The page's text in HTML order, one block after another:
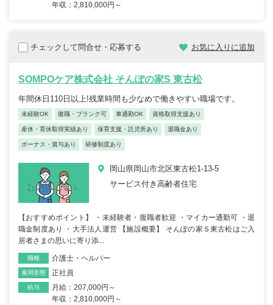
年収：2,810,000円～
チェックして問合せ・応募する お気に入りに追加
SOMPOケア株式会社 そんぽの家S 東古松
年間休日110日以上!残業時間も少なめで働きやすい職場です。
未経験OK 復職・ブランク可 車通勤OK 資格取得支援あり
産休・育休取得実績あり 保育支援・託児所あり 退職金あり
ボーナス・賞与あり 研修制度あり
岡山県岡山市北区東古松1-13-5
サービス付き高齢者住宅
【おすすめポイント】 ・未経験者・復職者歓迎 ・マイカー通勤可 ・退
職金制度あり ・大手法人運営 【施設概要】 そんぽの家Ｓ東古松はご入
居者さまの思いに寄り添...
職種 介護士・ヘルパー
雇用形態 正社員
給与
月給：207,000円～
年収：2,810,000円～